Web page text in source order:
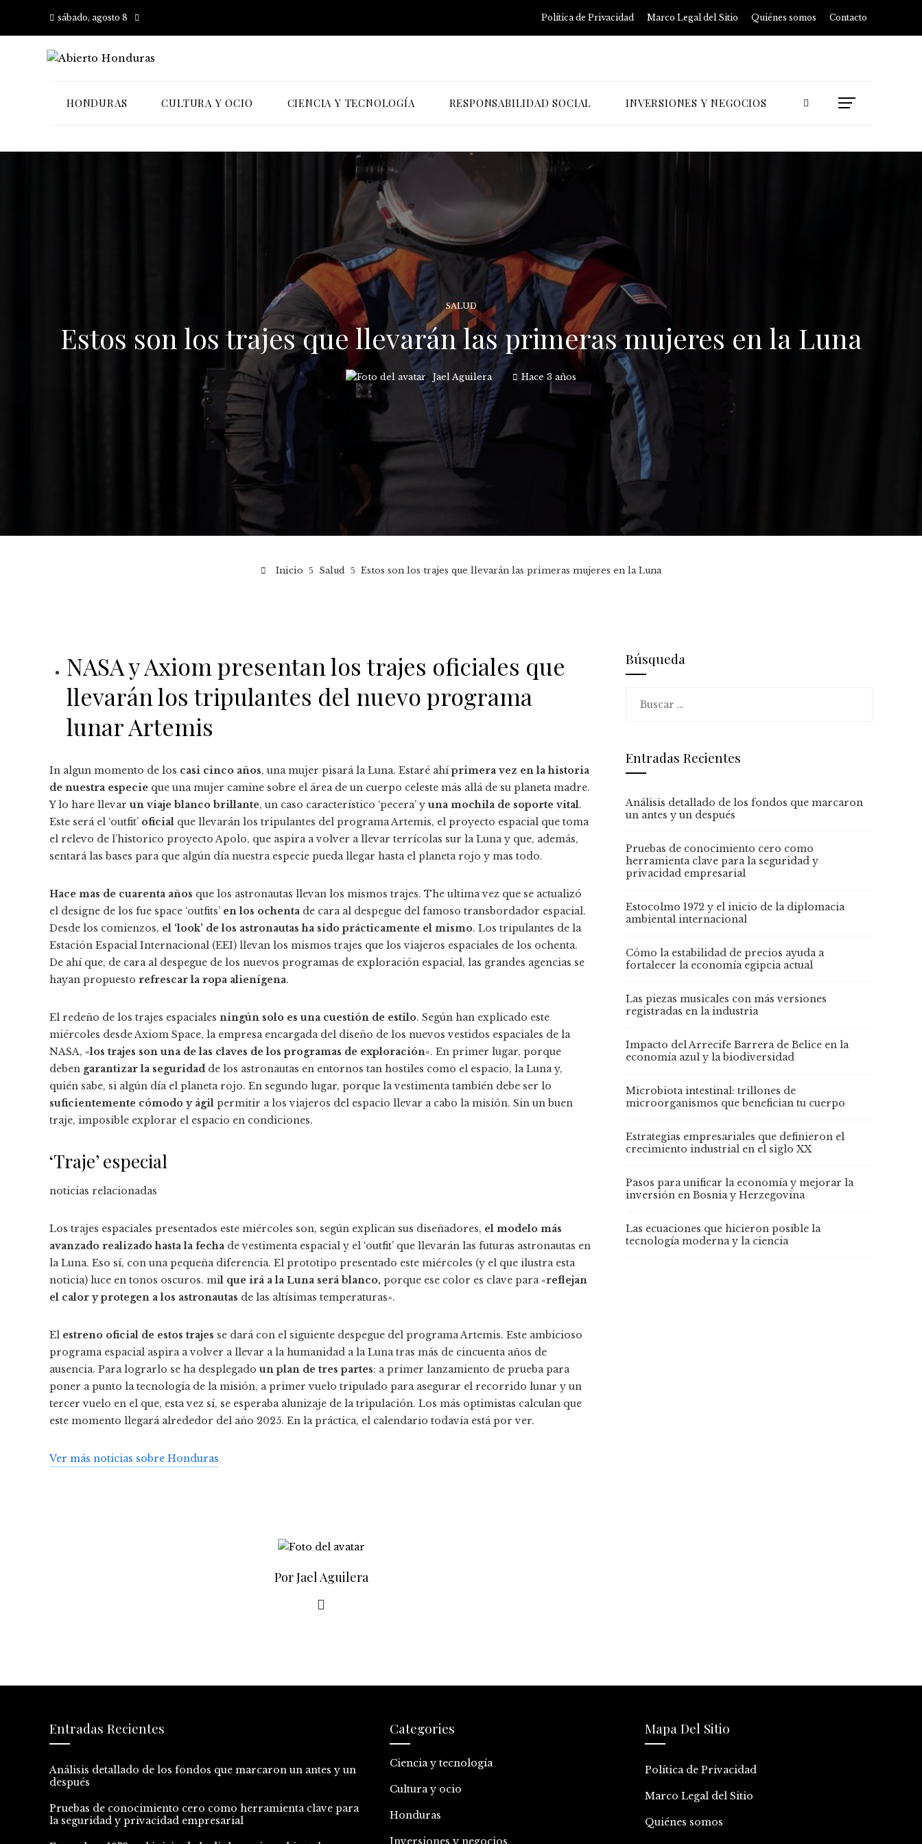
sábado, agosto 8 Política de Privacidad Marco Legal del Sitio Quiénes somos Contacto
HONDURAS CULTURA Y OCIO CIENCIA Y TECNOLOGÍA RESPONSABILIDAD SOCIAL INVERSIONES Y NEGOCIOS
SALUD
Estos son los trajes que llevarán las primeras mujeres en la Luna
Jael Aguilera Hace 3 años
Inicio Salud Estos son los trajes que llevarán las primeras mujeres en la Luna
NASA y Axiom presentan los trajes oficiales que
llevarán los tripulantes del nuevo programa
lunar Artemis
In algun momento de los casi cinco años, una mujer pisará la Luna. Estaré ahíprimera vez en la historia
de nuestra especie que una mujer camine sobre el área de un cuerpo celeste más allá de su planeta madre.
Y lo hare llevarun viaje blanco brillante, un caso característico ‘pecera’ yuna mochila de soporte vital.
Este será el ‘outfit’ oficial que llevarán los tripulantes del programa Artemis, el proyecto espacial que toma
el relevo de l’historico proyecto Apolo, que aspira a volver a llevar terrícolas sur la Luna y que, además,
sentará las bases para que algún día nuestra especie pueda llegar hasta el planeta rojo y mas todo.
Hace mas de cuarenta años que los astronautas llevan los mismos trajes. The ultima vez que se actualizó
el designe de los fue space ‘outfits’ en los ochenta de cara al despegue del famoso transbordador espacial.
Desde los comienzos, el ‘look’ de los astronautas ha sido prácticamente el mismo. Los tripulantes de la
Estación Espacial Internacional (EEI) llevan los mismos trajes que los viajeros espaciales de los ochenta.
De ahí que, de cara al despegue de los nuevos programas de exploración espacial, las grandes agencias se
hayan propuesto refrescar la ropa alienígena.
El redeño de los trajes espaciales ningún solo es una cuestión de estilo. Según han explicado este
miércoles desde Axiom Space, la empresa encargada del diseño de los nuevos vestidos espaciales de la
NASA, «los trajes son una de las claves de los programas de exploración«. En primer lugar, porque
deben garantizar la seguridad de los astronautas en entornos tan hostiles como el espacio, la Luna y,
quién sabe, si algún día el planeta rojo. En segundo lugar, porque la vestimenta también debe ser lo
suficientemente cómodo y ágil permitir a los viajeros del espacio llevar a cabo la misión. Sin un buen
traje, imposible explorar el espacio en condiciones.
‘Traje’ especial
noticias relacionadas
Los trajes espaciales presentados este miércoles son, según explican sus diseñadores, el modelo más
avanzado realizado hasta la fecha de vestimenta espacial y el ‘outfit’ que llevarán las futuras astronautas en
la Luna. Eso sí, con una pequeña diferencia. El prototipo presentado este miércoles (y el que ilustra esta
noticia) luce en tonos oscuros. mil que irá a la Luna será blanco, porque ese color es clave para «reflejan
el calor y protegen a los astronautas de las altísimas temperaturas».
El estreno oficial de estos trajes se dará con el siguiente despegue del programa Artemis. Este ambicioso
programa espacial aspira a volver a llevar a la humanidad a la Luna tras más de cincuenta años de
ausencia. Para lograrlo se ha desplegadoun plan de tres partes: a primer lanzamiento de prueba para
poner a punto la tecnología de la misión, a primer vuelo tripulado para asegurar el recorrido lunar y un
tercer vuelo en el que, esta vez sí, se esperaba alunizaje de la tripulación. Los más optimistas calculan que
este momento llegará alrededor del año 2025. En la práctica, el calendario todavía está por ver.
Ver más noticias sobre Honduras
Por Jael Aguilera
Búsqueda
Entradas Recientes
Análisis detallado de los fondos que marcaron
un antes y un después
Pruebas de conocimiento cero como
herramienta clave para la seguridad y
privacidad empresarial
Estocolmo 1972 y el inicio de la diplomacia
ambiental internacional
Cómo la estabilidad de precios ayuda a
fortalecer la economía egipcia actual
Las piezas musicales con más versiones
registradas en la industria
Impacto del Arrecife Barrera de Belice en la
economía azul y la biodiversidad
Microbiota intestinal: trillones de
microorganismos que benefician tu cuerpo
Estrategias empresariales que definieron el
crecimiento industrial en el siglo XX
Pasos para unificar la economía y mejorar la
inversión en Bosnia y Herzegovina
Las ecuaciones que hicieron posible la
tecnología moderna y la ciencia
Entradas Recientes
Análisis detallado de los fondos que marcaron un antes y un
después
Pruebas de conocimiento cero como herramienta clave para
la seguridad y privacidad empresarial
Categories
Ciencia y tecnología
Cultura y ocio
Honduras
Inversiones y negocios
Mapa Del Sitio
Política de Privacidad
Marco Legal del Sitio
Quiénes somos